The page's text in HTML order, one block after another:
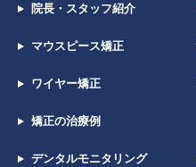
院長・スタッフ紹介
マウスピース矯正
ワイヤー矯正
矯正の治療例
デンタルモニタリング